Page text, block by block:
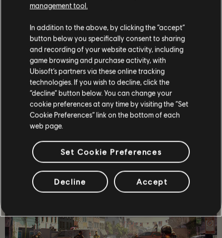
故事劇情
帶領一隊菁英特工進入疫情爆發後的華盛頓特區恢復秩
序，避免人類文明崩壞瓦解。
management tool.
In addition to the above, by clicking the “accept”
button below you specifically consent to sharing
and recording of your website activity, including
game browsing and purchase activity, with
Ubisoft’s partners via these online tracking
technologies. If you wish to decline, click the
“decline” button below. You can change your
cookie preferences at any time by visiting the “Set
Cookie Preferences” link on the bottom of each
web page.
Set Cookie Preferences
Decline Accept